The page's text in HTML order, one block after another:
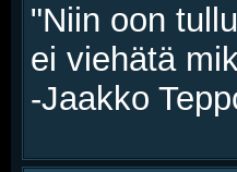
"Niin oon
ei viehätä
-Jaakko